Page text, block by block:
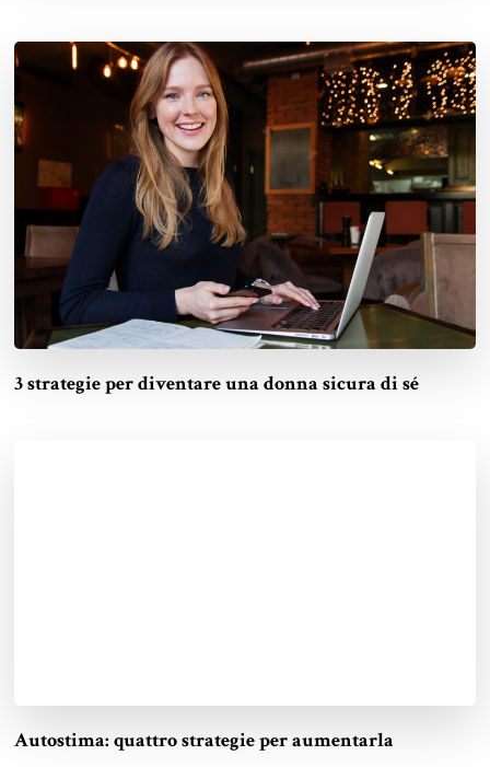
3 strategie per diventare una donna sicura di sé
Autostima: quattro strategie per aumentarla